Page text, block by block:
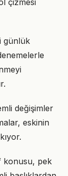
çizmesi
günlük
değişimler
eskinin
konusu, pek